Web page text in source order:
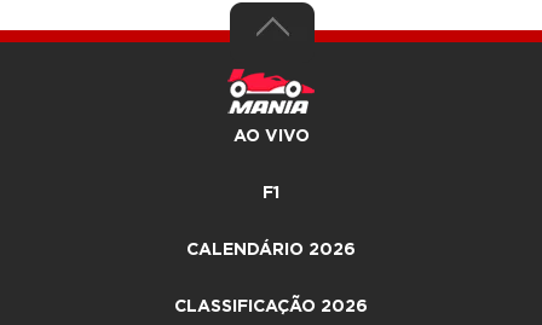
AO VIVO
F1
CALENDÁRIO 2026
CLASSIFICAÇÃO 2026